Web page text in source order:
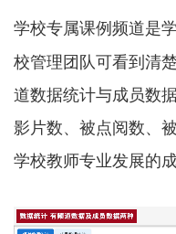
学校专属课例频道是
校管理团队可看到清
道数据统计与成员数
影片数、被点阅数、
学校教师专业发展的成